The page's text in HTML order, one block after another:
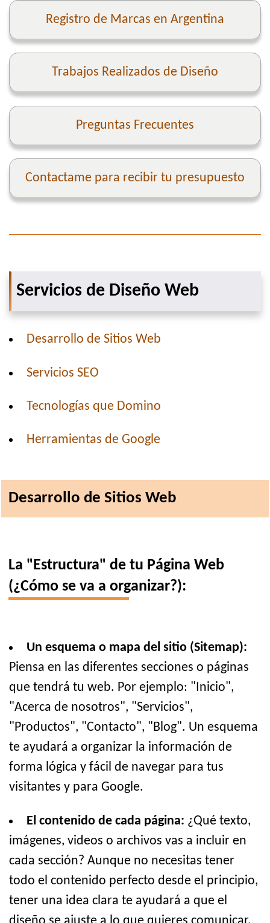
Registro de Marcas en Argentina
Trabajos Realizados de Diseño
Preguntas Frecuentes
Contactame para recibir tu presupuesto
Servicios de Diseño Web
Desarrollo de Sitios Web
Servicios SEO
Tecnologías que Domino
Herramientas de Google
Desarrollo de Sitios Web
La "Estructura" de tu Página Web
(¿Cómo se va a organizar?):
Un esquema o mapa del sitio (Sitemap):
Piensa en las diferentes secciones o páginas
que tendrá tu web. Por ejemplo: "Inicio",
"Acerca de nosotros", "Servicios",
"Productos", "Contacto", "Blog". Un esquema
te ayudará a organizar la información de
forma lógica y fácil de navegar para tus
visitantes y para Google.
El contenido de cada página: ¿Qué texto,
imágenes, videos o archivos vas a incluir en
cada sección? Aunque no necesitas tener
todo el contenido perfecto desde el principio,
tener una idea clara te ayudará a que el